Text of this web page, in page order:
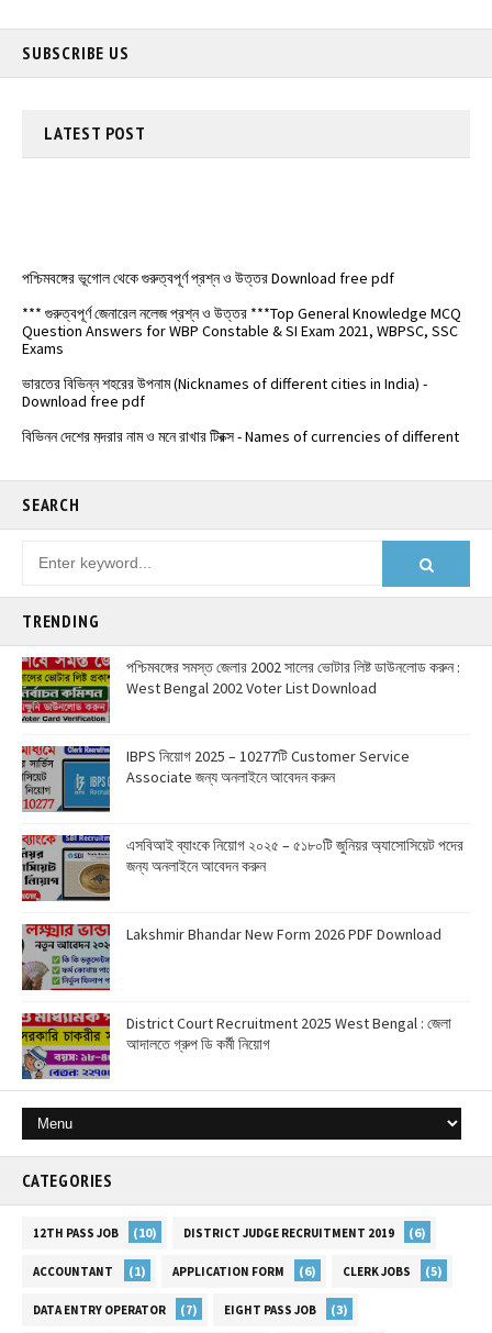
SUBSCRIBE US
LATEST POST
*** গুরুত্বপূর্ণ জেনারেল নলেজ প্রশ্ন ও উত্তর ***Top General Knowledge MCQ
Question Answers for WBP Constable & SI Exam 2021, WBPSC, SSC
Exams
ভারতের বিভিন্ন শহরের উপনাম (Nicknames of different cities in India) -
Download free pdf
বিভিন্ন দেশের মুদ্রার নাম ও মনে রাখার ট্রিক্স - Names of currencies of different
countries
Highways in India - @Examdisha.in
SEARCH
TRENDING
পশ্চিমবঙ্গের সমস্ত জেলার 2002 সালের ভোটার লিষ্ট ডাউনলোড করুন :
West Bengal 2002 Voter List Download
IBPS নিয়োগ 2025 – 10277টি Customer Service
Associate জন্য অনলাইনে আবেদন করুন
এসবিআই ব্যাংকে নিয়োগ ২০২৫ – ৫১৮০টি জুনিয়র অ্যাসোসিয়েট পদের
জন্য অনলাইনে আবেদন করুন
Lakshmir Bhandar New Form 2026 PDF Download
District Court Recruitment 2025 West Bengal : জেলা
আদালতে গ্রুপ ডি কর্মী নিয়োগ
CATEGORIES
12TH PASS JOB (10) DISTRICT JUDGE RECRUITMENT 2019 (6)
ACCOUNTANT (1) APPLICATION FORM (6) CLERK JOBS (5)
DATA ENTRY OPERATOR (7) EIGHT PASS JOB (3)